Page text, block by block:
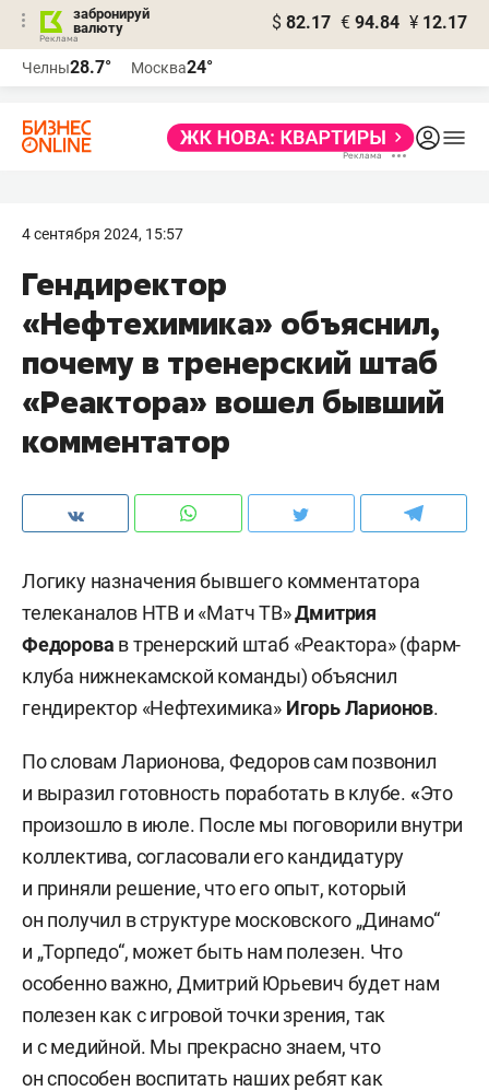
забронируй
валюту
$ 82.17 € 94.84 ¥ 12.17
Челны28.7° Москва24°
4 сентября 2024, 15:57
Гендиректор
«Нефтехимика» объяснил,
почему в тренерский штаб
«Реактора» вошел бывший
комментатор
Логику назначения бывшего комментатора
телеканалов НТВ и «Матч ТВ»Дмитрия
Федорова в тренерский штаб «Реактора» (фарм-
клуба нижнекамской команды) объяснил
гендиректор «Нефтехимика» Игорь Ларионов.
По словам Ларионова, Федоров сам позвонил
и выразил готовность поработать в клубе. «Это
произошло в июле. После мы поговорили внутри
коллектива, согласовали его кандидатуру
и приняли решение, что его опыт, который
он получил в структуре московского „Динамо“
и „Торпедо“, может быть нам полезен. Что
особенно важно, Дмитрий Юрьевич будет нам
полезен как с игровой точки зрения, так
и с медийной. Мы прекрасно знаем, что
он способен воспитать наших ребят как